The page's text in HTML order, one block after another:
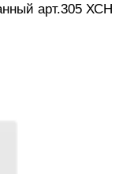
арт.305 ХСН